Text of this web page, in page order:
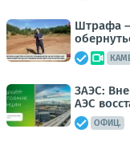
Штрафа
ЗАЭС:
АЭС
ОФИЦ.